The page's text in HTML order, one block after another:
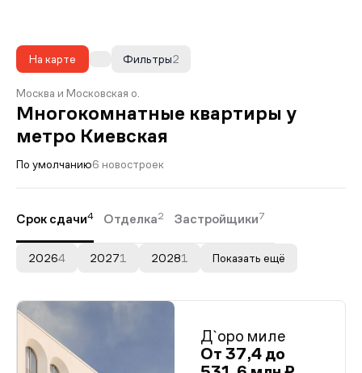
На карте 2
Фильтры
Москва и Московская о.
Многокомнатные квартиры у
метро Киевская
По умолчанию6 новостроек
Срок сдачи4 Отделка2 Застройщики7
20264 20271 20281 Показать ещё
Д`оро миле
От 37,4 до